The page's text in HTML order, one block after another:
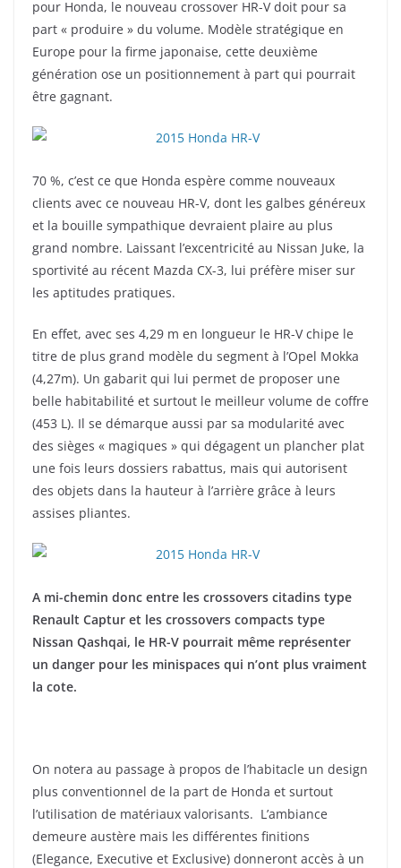
pour Honda, le nouveau crossover HR-V doit pour sa
part « produire » du volume. Modèle stratégique en
Europe pour la firme japonaise, cette deuxième
génération ose un positionnement à part qui pourrait
être gagnant.
70 %, c’est ce que Honda espère comme nouveaux
clients avec ce nouveau HR-V, dont les galbes généreux
et la bouille sympathique devraient plaire au plus
grand nombre. Laissant l’excentricité au Nissan Juke, la
sportivité au récent Mazda CX-3, lui préfère miser sur
les aptitudes pratiques.
En effet, avec ses 4,29 m en longueur le HR-V chipe le
titre de plus grand modèle du segment à l’Opel Mokka
(4,27m). Un gabarit qui lui permet de proposer une
belle habitabilité et surtout le meilleur volume de coffre
(453 L). Il se démarque aussi par sa modularité avec
des sièges « magiques » qui dégagent un plancher plat
une fois leurs dossiers rabattus, mais qui autorisent
des objets dans la hauteur à l’arrière grâce à leurs
assises pliantes.
A mi-chemin donc entre les crossovers citadins type
Renault Captur et les crossovers compacts type
Nissan Qashqai, le HR-V pourrait même représenter
un danger pour les minispaces qui n’ont plus vraiment
la cote.
On notera au passage à propos de l’habitacle un design
plus conventionnel de la part de Honda et surtout
l’utilisation de matériaux valorisants. L’ambiance
demeure austère mais les différentes finitions
(Elegance, Executive et Exclusive) donneront accès à un